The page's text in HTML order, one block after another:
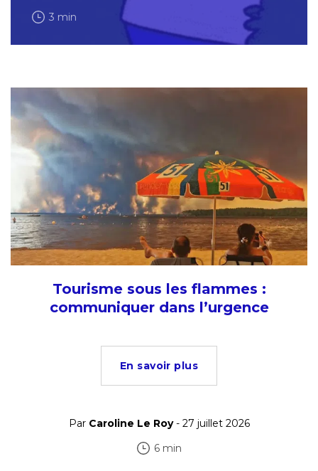
3 min
Tourisme sous les flammes :
communiquer dans l’urgence
En savoir plus
Par Caroline Le Roy- 27 juillet 2026
6 min